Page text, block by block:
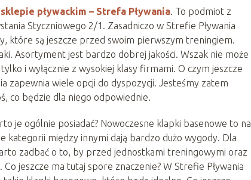
sklepie pływackim – Strefa Pływania. To podmiot z
Styczniowego 2/1. Zasadniczo w Strefie Pływania
które są jeszcze przed swoim pierwszym treningiem.
Asortyment jest bardzo dobrej jakości. Wszak nie może
i wyłącznie z wysokiej klasy firmami. O czym jeszcze
zapewnia wiele opcji do dyspozycji. Jesteśmy zatem
co będzie dla niego odpowiednie.
je ogólnie posiadać? Nowoczesne klapki basenowe to na
kategorii między innymi dają bardzo dużo wygody. Dla
zadbać o to, by przed jednostkami treningowymi oraz
jeszcze ma tutaj spore znaczenie? W Strefie Pływania